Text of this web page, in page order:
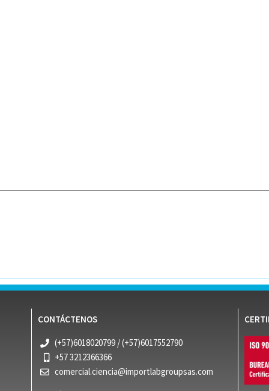
CONTÁCTENOS
(+57)6018020799 / (+57)6017552790
+57 3212366366
comercial.ciencia@importlabgroupsas.com